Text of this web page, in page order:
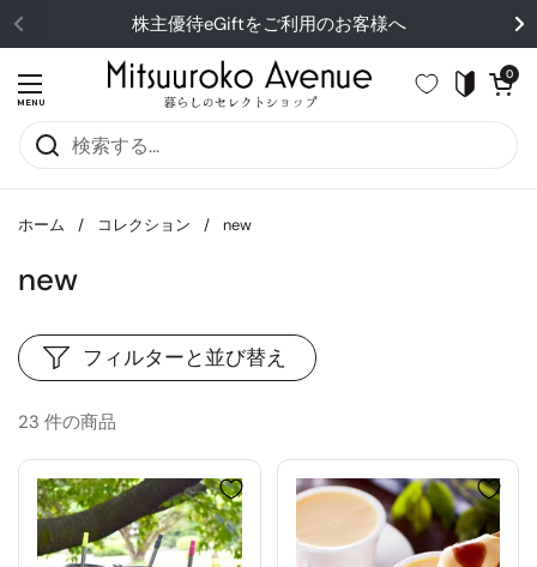
コンテンツへスキップ株主優待eGiftをご利用のお客様へ
メニューを開く
MENU
カートを開
0
ホーム / コレクション / new
new
23 件の商品
フィルターと並び替え